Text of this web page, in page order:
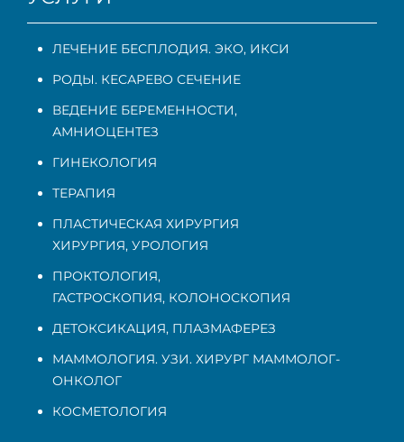
ЛЕЧЕНИЕ БЕСПЛОДИЯ. ЭКО, ИКСИ
РОДЫ. КЕСАРЕВО СЕЧЕНИЕ
ВЕДЕНИЕ БЕРЕМЕННОСТИ,
АМНИОЦЕНТЕЗ
ГИНЕКОЛОГИЯ
ТЕРАПИЯ
ПЛАСТИЧЕСКАЯ ХИРУРГИЯ
ХИРУРГИЯ, УРОЛОГИЯ
ПРОКТОЛОГИЯ,
ГАСТРОСКОПИЯ, КОЛОНОСКОПИЯ
ДЕТОКСИКАЦИЯ, ПЛАЗМАФЕРЕЗ
МАММОЛОГИЯ. УЗИ. ХИРУРГ МАММОЛОГ-
ОНКОЛОГ
КОСМЕТОЛОГИЯ